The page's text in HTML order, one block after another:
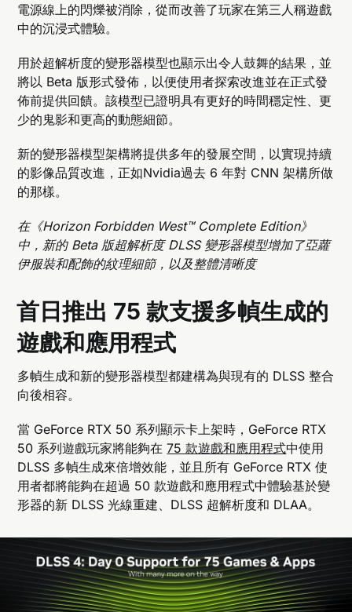
電源線上的閃爍被消除，從而改善了玩家在第三人稱遊戲
中的沉浸式體驗。
用於超解析度的變形器模型也顯示出令人鼓舞的結果，並
將以 Beta 版形式發佈，以便使用者探索改進並在正式發
佈前提供回饋。該模型已證明具有更好的時間穩定性、更
少的鬼影和更高的動態細節。
新的變形器模型架構將提供多年的發展空間，以實現持續
的影像品質改進，正如Nvidia過去 6 年對 CNN 架構所做
的那樣。
在《Horizon Forbidden West™ Complete Edition》
中，新的 Beta 版超解析度 DLSS 變形器模型增加了亞蘿
伊服裝和配飾的紋理細節，以及整體清晰度
首日推出 75 款支援多幀生成的
遊戲和應用程式
多幀生成和新的變形器模型都建構為與現有的 DLSS 整合
向後相容。
當 GeForce RTX 50 系列顯示卡上架時，GeForce RTX
50 系列遊戲玩家將能夠在75 款遊戲和應用程式中使用
DLSS 多幀生成來倍增效能，並且所有 GeForce RTX 使
用者都將能夠在超過 50 款遊戲和應用程式中體驗基於變
形器的新 DLSS 光線重建、DLSS 超解析度和 DLAA。